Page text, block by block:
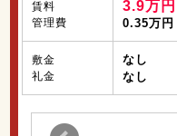
賃料
管理費
3.9万円
0.35万円
敷金
礼金
なし
なし